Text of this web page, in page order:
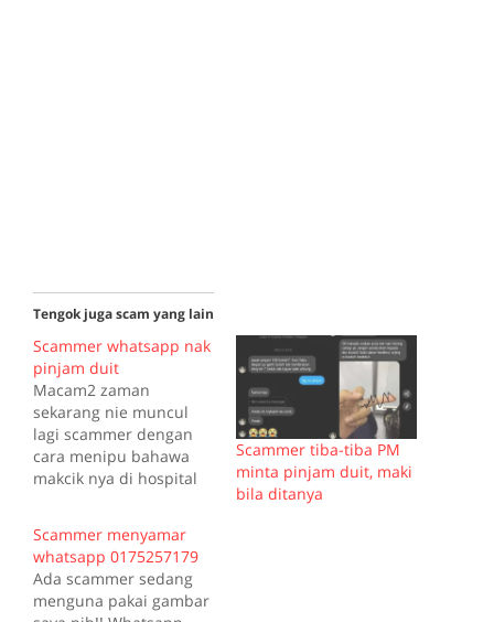
Tengok juga scam yang lain
Scammer whatsapp nak
pinjam duit
Macam2 zaman
sekarang nie muncul
lagi scammer dengan
cara menipu bahawa
makcik nya di hospital
nanti dia bayar balik.
Tapi bila di tanya
hospital mana makcik
kaw di tahan tak nak
Scammer tiba-tiba PM
minta pinjam duit, maki
bila ditanya
Scammer menyamar
whatsapp 0175257179
Ada scammer sedang
menguna pakai gambar